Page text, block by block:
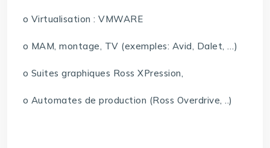
o Virtualisation : VMWARE
o MAM, montage, TV (exemples: Avid, Dalet, …)
o Suites graphiques Ross XPression,
o Automates de production (Ross Overdrive, ..)